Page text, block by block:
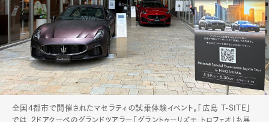
Art&Design WatchFashion
GourmetCars
ProductCultureLifestyle
全国4都市で開催されたマセラティの試乗体験イベント。「広島 T-SITE」
では、2ドアクーペのグランドツアラー「グラントゥーリズモ トロフェオ」も展